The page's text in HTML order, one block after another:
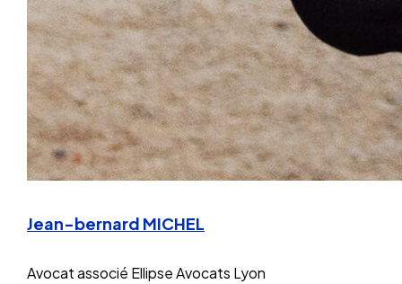
Jean-bernard MICHEL
Avocat associé Ellipse Avocats Lyon